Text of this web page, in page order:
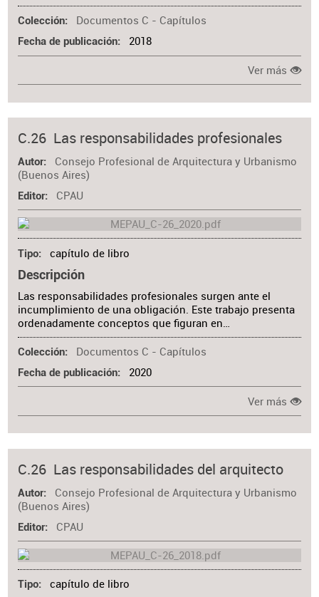
Colección Documentos C - Capítulos
Fecha de publicación 2018
Ver más
C.26 Las responsabilidades profesionales
Autor
Consejo Profesional de Arquitectura y Urbanismo
(Buenos Aires)
Editor CPAU
Tipo capítulo de libro
Descripción
Las responsabilidades profesionales surgen ante el
incumplimiento de una obligación. Este trabajo presenta
ordenadamente conceptos que figuran en…
Colección Documentos C - Capítulos
Fecha de publicación 2020
Ver más
C.26 Las responsabilidades del arquitecto
Autor
Consejo Profesional de Arquitectura y Urbanismo
(Buenos Aires)
Editor CPAU
Tipo capítulo de libro